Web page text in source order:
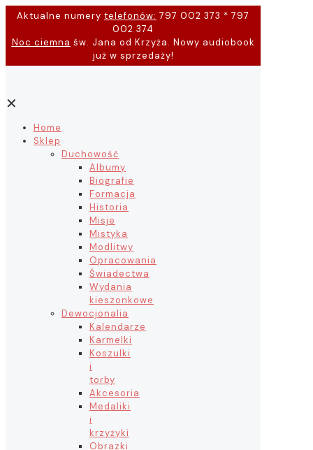
Aktualne numery telefonów: 797 002 373 * 797
002 374
Noc ciemna św. Jana od Krzyża. Nowy audiobook
już w sprzedaży!
✕
Home
Sklep
Duchowość
Albumy
Biografie
Formacja
Historia
Misje
Mistyka
Modlitwy
Opracowania
Świadectwa
Wydania
kieszonkowe
Dewocjonalia
Kalendarze
Karmelki
Koszulki
i
torby
Akcesoria
Medaliki
i
krzyżyki
Obrazki